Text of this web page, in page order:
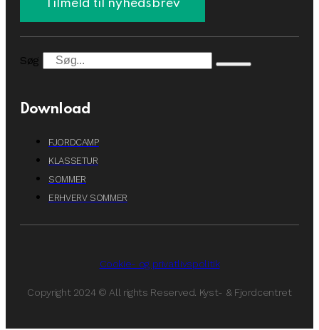
Søg
Download
FJORDCAMP
KLASSETUR
SOMMER
ERHVERV SOMMER
Cookie- og privatlivspolitik
Copyright 2024 © All rights Reserved. Kyst- & Fjordcentret